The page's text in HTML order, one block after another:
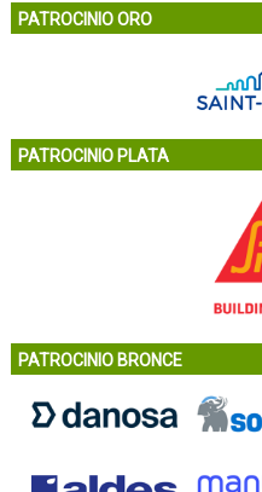
PATROCINIO ORO
PATROCINIO PLATA
PATROCINIO BRONCE